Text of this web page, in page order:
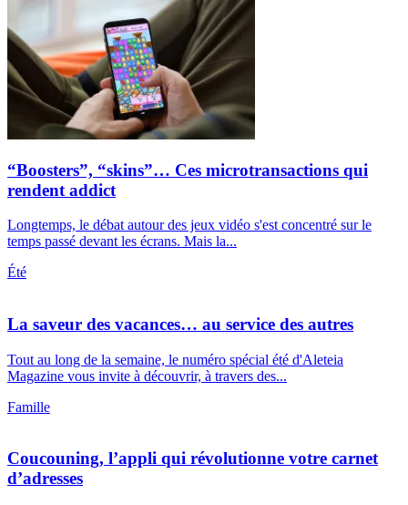
“Boosters”, “skins”… Ces microtransactions qui
rendent addict
Longtemps, le débat autour des jeux vidéo s'est concentré sur le
temps passé devant les écrans. Mais la...
Été
La saveur des vacances… au service des autres
Tout au long de la semaine, le numéro spécial été d'Aleteia
Magazine vous invite à découvrir, à travers des...
Famille
Coucouning, l’appli qui révolutionne votre carnet
d’adresses